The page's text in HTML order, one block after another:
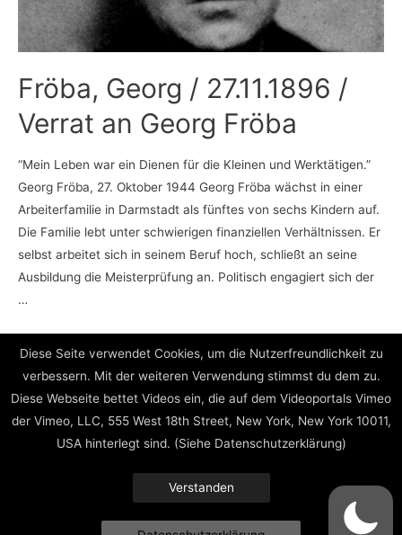
Fröba, Georg / 27.11.1896 /
Verrat an Georg Fröba
“Mein Leben war ein Dienen für die Kleinen und Werktätigen.”
Georg Fröba, 27. Oktober 1944 Georg Fröba wächst in einer
Arbeiterfamilie in Darmstadt als fünftes von sechs Kindern auf.
Die Familie lebt unter schwierigen finanziellen Verhältnissen. Er
selbst arbeitet sich in seinem Beruf hoch, schließt an seine
Ausbildung die Meisterprüfung an. Politisch engagiert sich der
…
Georg
27.11.1896
/
Beitragsnavigation
1 2 … 4 Nächste Seite→
Impressum // Datenschutz
© 2022 // Geschichtswerkstatt, Darmstadt
Diese Seite verwendet Cookies, um die Nutzerfreundlichkeit zu
verbessern. Mit der weiteren Verwendung stimmst du dem zu.
Diese Webseite bettet Videos ein, die auf dem Videoportals Vimeo
der Vimeo, LLC, 555 West 18th Street, New York, New York 10011,
USA hinterlegt sind. (Siehe Datenschutzerklärung)
Verstanden